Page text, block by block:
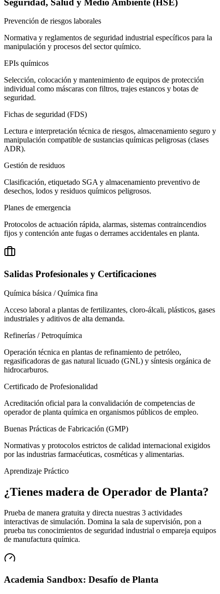
Prevención de riesgos laborales
Normativa y reglamentos de seguridad industrial específicos para la
manipulación y procesos del sector químico.
EPIs químicos
Selección, colocación y mantenimiento de equipos de protección
individual como máscaras con filtros, trajes estancos y botas de
seguridad.
Fichas de seguridad (FDS)
Lectura e interpretación técnica de riesgos, almacenamiento seguro y
manipulación compatible de sustancias químicas peligrosas (clases
ADR).
Gestión de residuos
Clasificación, etiquetado SGA y almacenamiento preventivo de
desechos, lodos y residuos químicos peligrosos.
Planes de emergencia
Protocolos de actuación rápida, alarmas, sistemas contraincendios
fijos y contención ante fugas o derrames accidentales en planta.
Salidas Profesionales y Certificaciones
Química básica / Química fina
Acceso laboral a plantas de fertilizantes, cloro-álcali, plásticos, gases
industriales y aditivos de alta demanda.
Refinerías / Petroquímica
Operación técnica en plantas de refinamiento de petróleo,
regasificadoras de gas natural licuado (GNL) y síntesis orgánica de
hidrocarburos.
Certificado de Profesionalidad
Acreditación oficial para la convalidación de competencias de
operador de planta química en organismos públicos de empleo.
Buenas Prácticas de Fabricación (GMP)
Normativas y protocolos estrictos de calidad internacional exigidos
por las industrias farmacéuticas, cosméticas y alimentarias.
Aprendizaje Práctico
¿Tienes madera de Operador de Planta?
Prueba de manera gratuita y directa nuestras 3 actividades
interactivas de simulación. Domina la sala de supervisión, pon a
prueba tus conocimientos de seguridad industrial o empareja equipos
de manufactura química.
Academia Sandbox: Desafío de Planta